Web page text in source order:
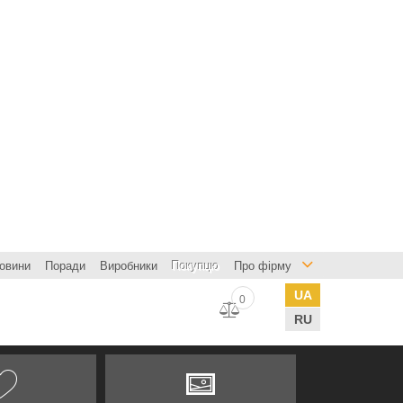
Поради Виробники Покупцю Про фірму
UA
RU
0